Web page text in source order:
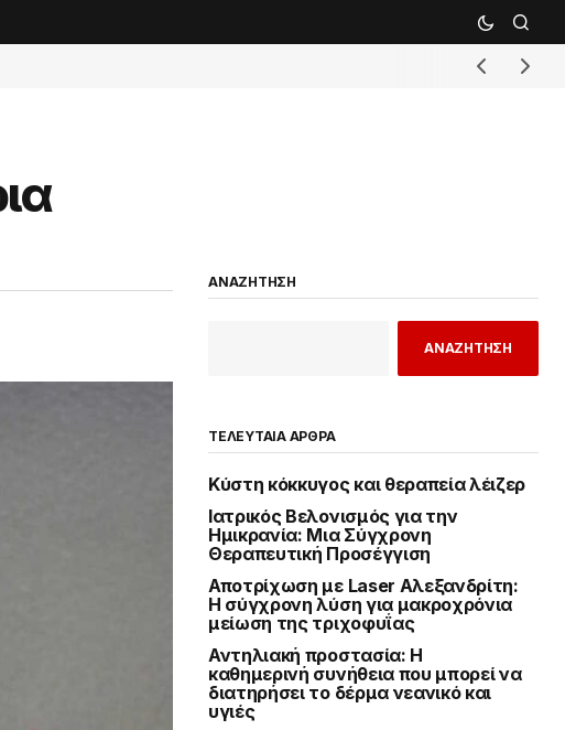
ΑΝΑΖΗΤΗΣΗ
ΑΝΑΖΗΤΗΣΗ
ΤΕΛΕΥΤΑΙΑ ΑΡΘΡΑ
Κύστη κόκκυγος και θεραπεία λέιζερ
Ιατρικός Βελονισμός για την
Ημικρανία: Μια Σύγχρονη
Θεραπευτική Προσέγγιση
Αποτρίχωση με Laser Αλεξανδρίτη:
Η σύγχρονη λύση για μακροχρόνια
μείωση της τριχοφυΐας
Αντηλιακή προστασία: Η
καθημερινή συνήθεια που μπορεί να
διατηρήσει το δέρμα νεανικό και
υγιές